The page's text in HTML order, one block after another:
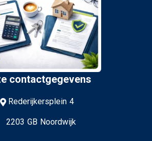
contactgegevens
Rederijkersplein 4
2203 GB Noordwijk